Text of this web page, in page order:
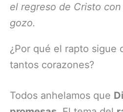
el regreso de Cristo
gozo.
¿Por qué el rapto sigue
tantos corazones?
Todos anhelamos que